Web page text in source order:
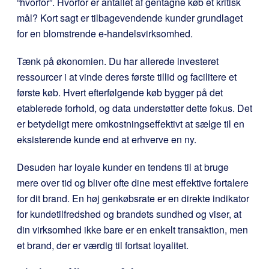
mål? Kort sagt er tilbagevendende kunder grundlaget
for en blomstrende e-handelsvirksomhed.
Tænk på økonomien. Du har allerede investeret
ressourcer i at vinde deres første tillid og facilitere et
første køb. Hvert efterfølgende køb bygger på det
etablerede forhold, og data understøtter dette fokus. Det
er betydeligt mere omkostningseffektivt at sælge til en
eksisterende kunde end at erhverve en ny.
Desuden har loyale kunder en tendens til at bruge
mere over tid og bliver ofte dine mest effektive fortalere
for dit brand. En høj genkøbsrate er en direkte indikator
for kundetilfredshed og brandets sundhed og viser, at
din virksomhed ikke bare er en enkelt transaktion, men
et brand, der er værdig til fortsat loyalitet.